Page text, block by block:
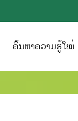
ຄົ້ນຫາຄວາມຮູ້ໃໝ່